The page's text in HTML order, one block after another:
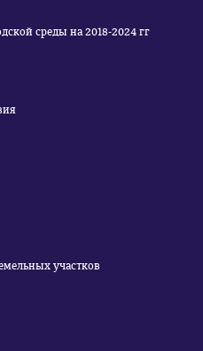
городской среды на 2018-2024 гг
участков